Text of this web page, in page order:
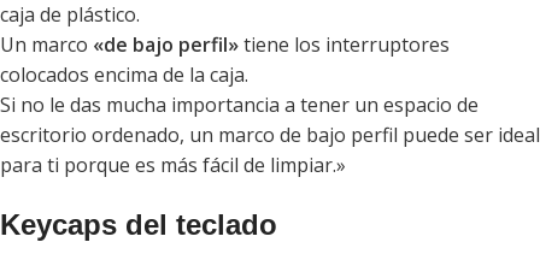
caja de plástico.
Un marco «de bajo perfil»tiene los interruptores
colocados encima de la caja.
Si no le das mucha importancia a tener un espacio de
escritorio ordenado, un marco de bajo perfil puede ser ideal
para ti porque es más fácil de limpiar.»
Keycaps del teclado